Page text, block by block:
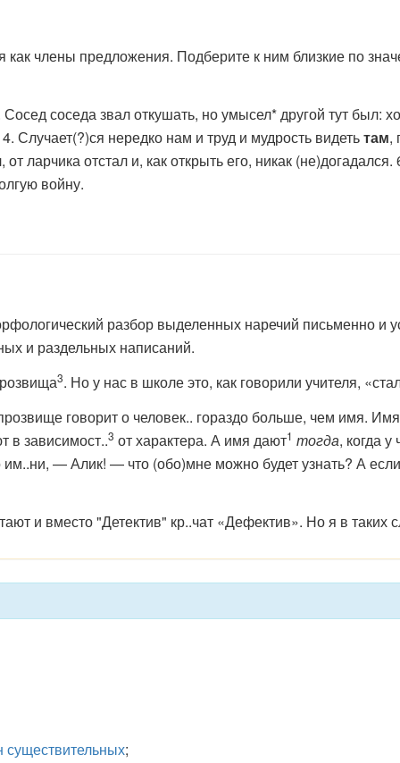
члены предложения. Подберите к ним близкие по
соседа звал откушать, но умысел* другой тут был:
Случает(?)ся нередко нам и труд и мудрость видетьтам,
ларчика отстал и, как открыть его, никак
войну.
разбор выделенных наречий письменно и
и раздельных написаний.
3. Но у нас в школе это, как говорили учителя,
говорит о человек.. гораздо больше, чем имя.
в зависимост..3 от характера. А имя дают1 тогда, когда
им..ни, — Алик! — что (обо)мне можно будет узнать? А
и вместо "Детектив" кр..чат «Дефектив». Но я в таких
;